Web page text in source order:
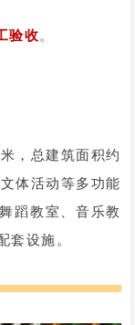
验收。
，总建筑面积约
体活动等多功能
蹈教室、音乐教
套设施。